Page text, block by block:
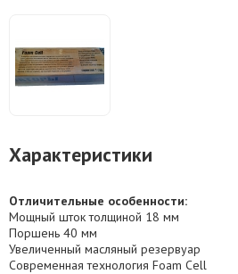
Характеристики
Отличительные особенности:
Мощный шток толщиной 18 мм
Поршень 40 мм
Увеличенный масляный резервуар
Современная технология Foam Cell